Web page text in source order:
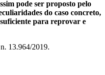
pode ser proposto pelo
do caso concreto,
para reprovar e
13.964/2019.